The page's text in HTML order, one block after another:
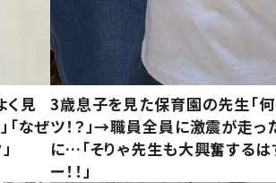
く見
「なぜ
3歳息子を見た保育園の先生「
ツ！？」→職員全員に激震が走っ
に…「そりゃ先生も大興奮するは
ー！！」